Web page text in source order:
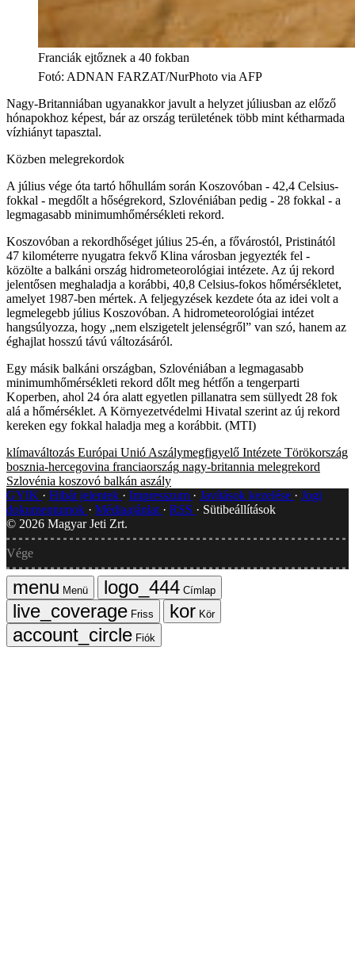
Franciák ejtőznek a 40 fokban
Fotó: ADNAN FARZAT/NurPhoto via AFP
Nagy-Britanniában ugyanakkor javult a helyzet júliusban az előző
hónapokhoz képest, bár az ország területének több mint kétharmada
vízhiányt tapasztal.
Közben melegrekordok
A július vége óta tartó hőhullám során Koszovóban - 42,4 Celsius-
fokkal - megdőlt a hőségrekord, Szlovéniában pedig - 28 fokkal - a
legmagasabb minimumhőmérsékleti rekord.
Koszovóban a rekordhőséget július 25-én, a fővárostól, Pristinától
47 kilométerre nyugatra fekvő Klina városban jegyezték fel -
közölte a balkáni ország hidrometeorológiai intézete. Az új rekord
jelentősen meghaladja a korábbi, 40,8 Celsius-fokos hőmérsékletet,
amelyet 1987-ben mértek. A feljegyzések kezdete óta az idei volt a
legmelegebb július Koszovóban. A hidrometeorológiai intézet
hangsúlyozza, hogy „nem elszigetelt jelenségről” van szó, hanem az
éghajlat hosszú távú változásáról.
Egy másik balkáni országban, Szlovéniában a legmagasabb
minimumhőmérsékleti rekord dőlt meg hétfőn a tengerparti
Koperben, ahol 24 óra alatt egyetlen pillanatra sem süllyedt 28 fok
alá a hőmérséklet. A Környezetvédelmi Hivatal szerint az új rekord
kereken egy fokkal haladja meg a korábbit. (MTI)
klímaváltozás Európai Unió Aszálymegfigyelő Intézete Törökország
bosznia-hercegovina franciaország nagy-britannia melegrekord
Szlovénia koszovó balkán aszály
GYIK
Hibát jelentek Impresszum Javítások kezelése
Jogi
dokumentumok
Médiaajánlat RSS
Sütibeállítások
© 2026 Magyar Jeti Zrt.
Vége
Menü
Címlap
Friss
Kör
Fiók